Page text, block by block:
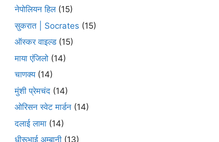
नेपोलियन हिल(15)
सुकरात | Socrates (15)
ऑस्कर वाइल्ड(15)
माया एंजिलो (14)
चाणक्य(14)
मुंशी प्रेमचंद (14)
ओरिसन स्‍वेट मार्डन (14)
दलाई लामा (14)
धीरूभाई अम्बानी (13)